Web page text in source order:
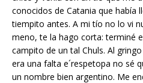
conocidos de Catania que había
tiempito antes. A mi tío no lo vi
meno, te la hago corta: terminé
campito de un tal Chuls. Al
era una falta e´respetopa no sé
un nombre bien argentino. Me